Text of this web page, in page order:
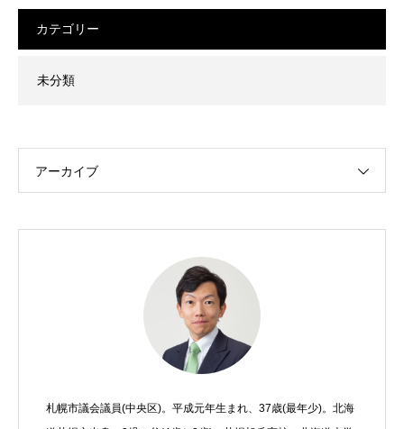
カテゴリー
未分類
アーカイブ
札幌市議会議員(中央区)。平成元年生まれ、37歳(最年少)。北海